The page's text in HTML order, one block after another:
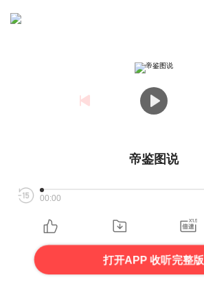
帝鉴图说
00:00
打开APP 收听完整版